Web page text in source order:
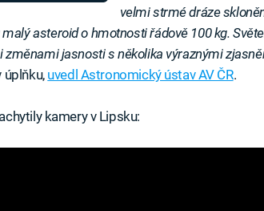
velmi strmé dráze
asteroid o hmotnosti řádově 100 kg.
změnami jasnosti s několika výraznými
úplňku,uvedl Astronomický ústav AV ČR.
kamery v Lipsku: